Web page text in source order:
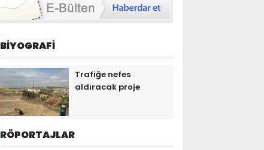
BİYOGRAFİ
Trafiğe nefes
aldıracak proje
RÖPORTAJLAR